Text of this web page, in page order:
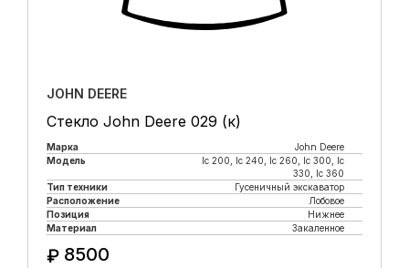
JOHN DEERE
Стекло John Deere 029 (к)
Марка
John Deere
Модель
lc 200, lc 240, lc 260, lc 300, lc
330, lc 360
Тип техники
Гусеничный экскаватор
Расположение
Лобовое
Позиция
Нижнее
Материал
Закаленное
₽ 8500